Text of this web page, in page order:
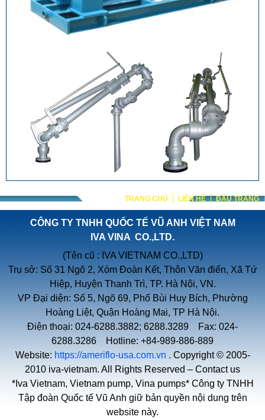
TRANG CHỦ LIÊN HỆ ĐẦU TRANG
CÔNG TY TNHH QUỐC TẾ VŨ ANH VIỆT NAM
IVA VINA CO.,LTD.
(Tên cũ : IVA VIETNAM CO.,LTD)
Trụ sở: Số 31 Ngõ 2, Xóm Đoàn Kết, Thôn Văn điển, Xã Tứ
Hiệp, Huyện Thanh Trì, TP. Hà Nội, VN.
VP Đại diện: Số 5, Ngõ 69, Phố Bùi Huy Bích, Phường
Hoàng Liệt, Quận Hoàng Mai, TP Hà Nội.
Điện thoại: 024-6288.3882; 6288.3289 Fax: 024-
6288.3286 Hotline: +84-989-886-889
Website: https://ameriflo-usa.com.vn . Copyright © 2005-
2010 iva-vietnam. All Rights Reserved – Contact us
*Iva Vietnam, Vietnam pump, Vina pumps* Công ty TNHH
Tập đoàn Quốc tế Vũ Anh giữ bản quyền nội dung trên
website này.